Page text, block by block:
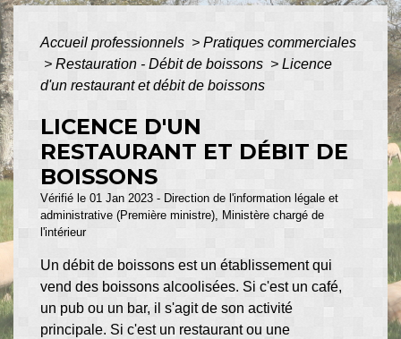
Accueil professionnels > Pratiques commerciales
> Restauration - Débit de boissons > Licence
d'un restaurant et débit de boissons
LICENCE D'UN
RESTAURANT ET DÉBIT DE
BOISSONS
Vérifié le 01 Jan 2023 - Direction de l'information légale et
administrative (Première ministre), Ministère chargé de
l'intérieur
Un débit de boissons est un établissement qui
vend des boissons alcoolisées. Si c'est un café,
un pub ou un bar, il s'agit de son activité
principale. Si c'est un restaurant ou une